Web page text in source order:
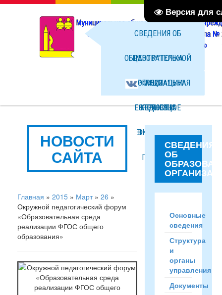
Версия для
СВЕДЕНИЯ ОБ
ОБРАЗОВАТЕЛЬНОЙ
ОРГАНИЗАЦИИ
НОВОСТИ
ФАЙЛЫ
ЦЕНТР "ТОЧКА
РОСТА"
ЕЖЕДНЕВНОЕ
МЕНЮ ГОРЯЧЕГО
ПИТАНИЯ
ОФИЦИАЛЬНАЯ
СТРАНИЦА
ВКОНТАКТЕ
НОВОСТИ
САЙТА
Главная » 2015 » Март » 26 »
Окружной педагогический форум
«Образовательная среда
реализации ФГОС общего
образования»
СВЕДЕНИЯ
ОБ
Основные
сведения
Структура
и
органы
управления
Документы